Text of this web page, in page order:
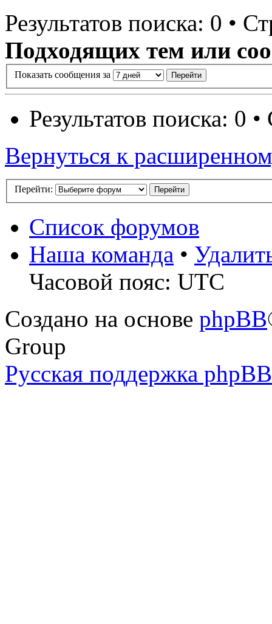
Результатов поиска: 0 •
Подходящих тем или
Показать сообщения за
Результатов поиска: 0
Вернуться к
Перейти:
Список форумов
Наша команда •
Часовой пояс: UTC
Создано на основе phpBB
Group
Русская поддержка phpBB